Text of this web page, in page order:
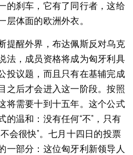
的刹车，它有了同行者，这给
层体面的欧洲外衣。
提醒外界，布达佩斯反对乌克
法，成员资格将成为匈牙利具
投议题，而且只有在基辅完成
之后才会进入这一阶段。按照
将需要十到十五年。这个公式
的温和：没有任何“不”，只有
会很快”。七月十四日的投票
一部分：这位匈牙利新领导人